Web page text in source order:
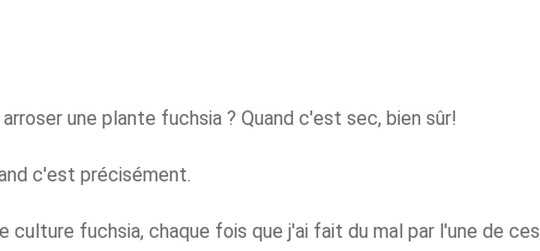
une plante fuchsia ? Quand c'est sec, bien sûr!
c'est précisément.
culture fuchsia, chaque fois que j'ai fait du mal par l'une de